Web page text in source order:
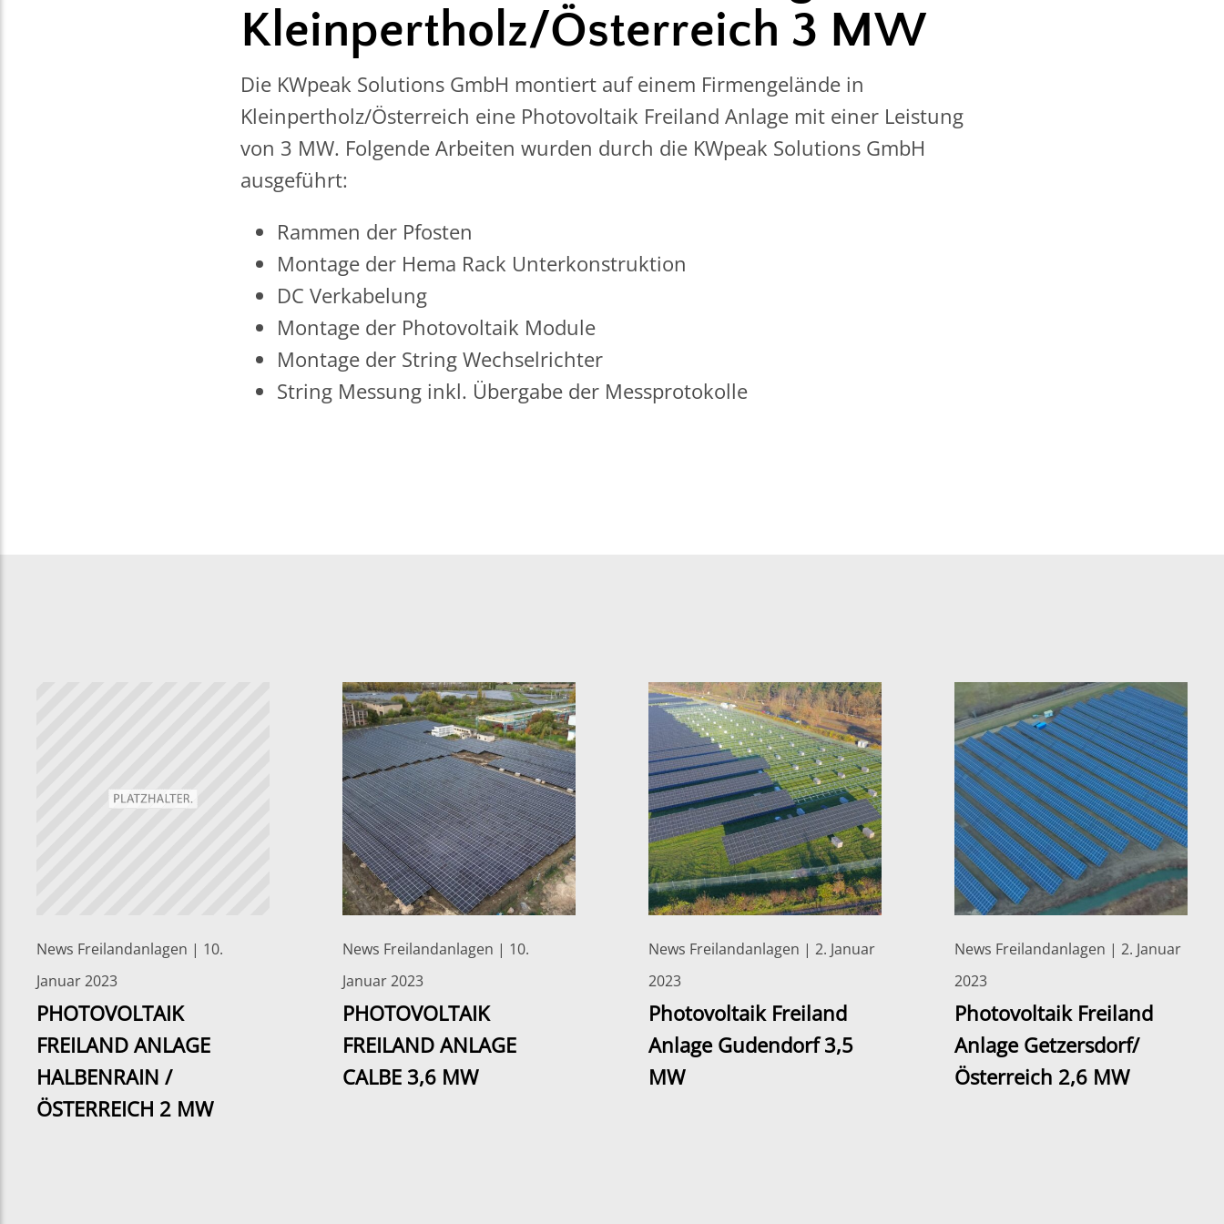
Kleinpertholz/Österreich 3 MW
Die KWpeak Solutions GmbH montiert auf einem Firmengelände in
Kleinpertholz/Österreich eine Photovoltaik Freiland Anlage mit einer Leistung
von 3 MW. Folgende Arbeiten wurden durch die KWpeak Solutions GmbH
ausgeführt:
Rammen der Pfosten
Montage der Hema Rack Unterkonstruktion
DC Verkabelung
Montage der Photovoltaik Module
Montage der String Wechselrichter
String Messung inkl. Übergabe der Messprotokolle
News Freilandanlagen | 10.
Januar 2023
PHOTOVOLTAIK
FREILAND ANLAGE
HALBENRAIN /
ÖSTERREICH 2 MW
News Freilandanlagen | 10.
Januar 2023
PHOTOVOLTAIK
FREILAND ANLAGE
CALBE 3,6 MW
News Freilandanlagen | 2. Januar
2023
Photovoltaik Freiland
Anlage Gudendorf 3,5
MW
News Freilandanlagen | 2. Januar
2023
Photovoltaik Freiland
Anlage Getzersdorf/
Österreich 2,6 MW